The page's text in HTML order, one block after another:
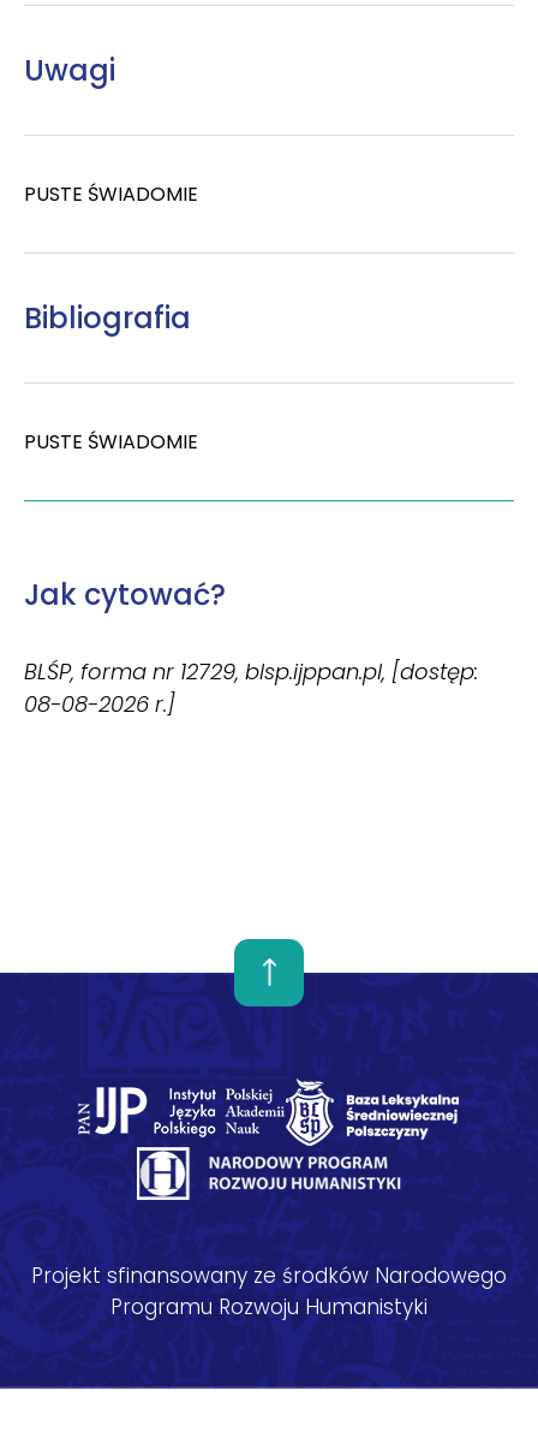
Uwagi
PUSTE ŚWIADOMIE
Bibliografia
PUSTE ŚWIADOMIE
Jak cytować?
BLŚP, forma nr 12729, blsp.ijppan.pl, [dostęp:
08-08-2026 r.]
Projekt sfinansowany ze środków Narodowego
Programu Rozwoju Humanistyki